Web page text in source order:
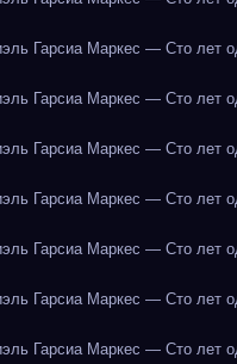
Гарсиа Маркес — Сто лет
Гарсиа Маркес — Сто лет
Гарсиа Маркес — Сто лет
Гарсиа Маркес — Сто лет
Гарсиа Маркес — Сто лет
Гарсиа Маркес — Сто лет
Гарсиа Маркес — Сто лет